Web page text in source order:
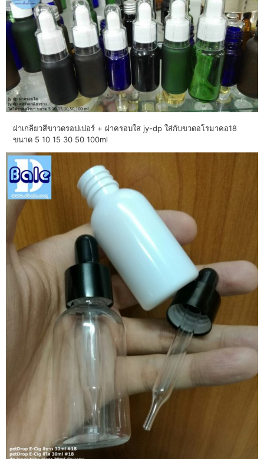
ฝาเกลียวสีขาวดรอปเปอร์ + ฝาครอบใส jy-dp ใส่กับขวดอโรมาคอ18
ขนาด 5 10 15 30 50 100ml